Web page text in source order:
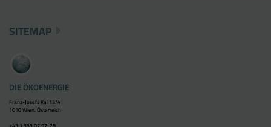
SITEMAP
DIE ÖKOENERGIE
Franz-Josefs Kai 13/4
1010 Wien, Österreich